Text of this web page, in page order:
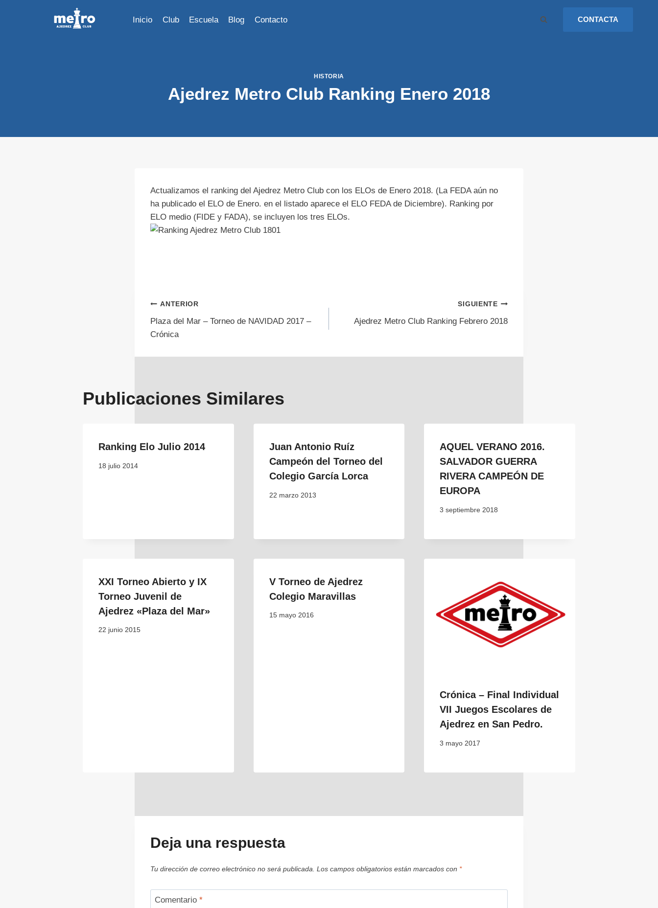
Inicio Club Escuela Blog Contacto CONTACTA
HISTORIA
Ajedrez Metro Club Ranking Enero 2018
Actualizamos el ranking del Ajedrez Metro Club con los ELOs de Enero 2018. (La FEDA aún no
ha publicado el ELO de Enero. en el listado aparece el ELO FEDA de Diciembre). Ranking por
ELO medio (FIDE y FADA), se incluyen los tres ELOs.
Navegación
de
entradas
ANTERIOR
Plaza del Mar – Torneo de NAVIDAD 2017 –
Crónica
SIGUIENTE
Ajedrez Metro Club Ranking Febrero 2018
Publicaciones Similares
Ranking Elo Julio 2014
18 julio 2014
Juan Antonio Ruíz
Campeón del Torneo del
Colegio García Lorca
22 marzo 2013
AQUEL VERANO 2016.
SALVADOR GUERRA
RIVERA CAMPEÓN DE
EUROPA
3 septiembre 2018
XXI Torneo Abierto y IX
Torneo Juvenil de
Ajedrez «Plaza del Mar»
22 junio 2015
V Torneo de Ajedrez
Colegio Maravillas
15 mayo 2016
Crónica – Final Individual
VII Juegos Escolares de
Ajedrez en San Pedro.
3 mayo 2017
Deja una respuesta
Tu dirección de correo electrónico no será publicada. Los campos obligatorios están marcados con *
Comentario *